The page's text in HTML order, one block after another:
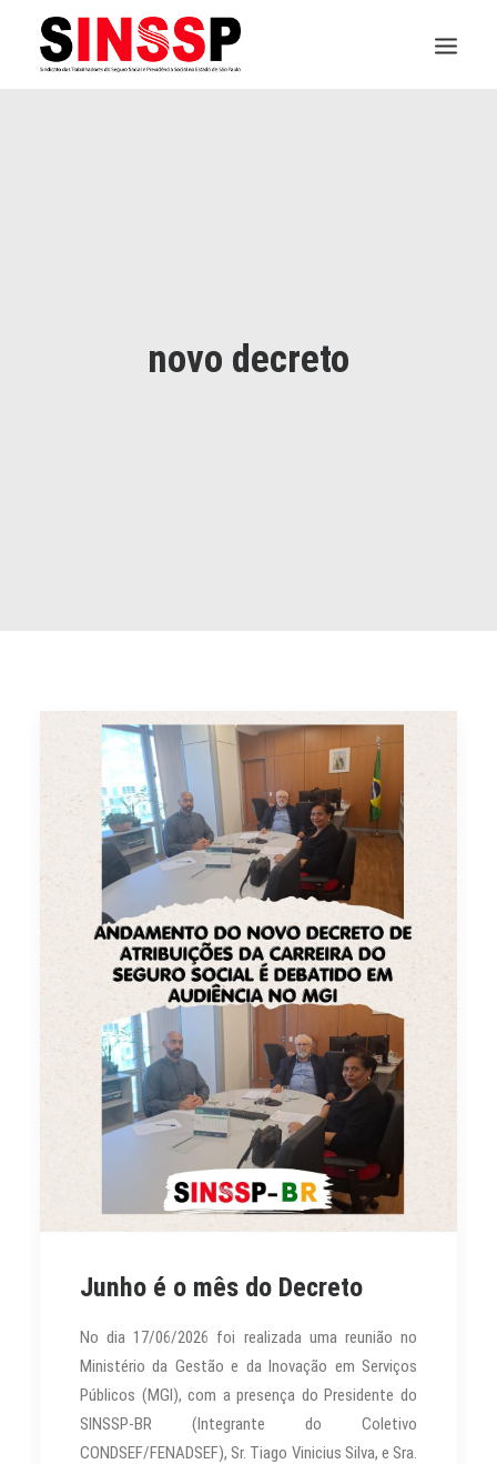
novo decreto
Junho é o mês do Decreto
No dia 17/06/2026 foi realizada uma reunião no
Ministério da Gestão e da Inovação em Serviços
Públicos (MGI), com a presença do Presidente do
SINSSP-BR (Integrante do Coletivo
CONDSEF/FENADSEF), Sr. Tiago Vinicius Silva, e Sra.